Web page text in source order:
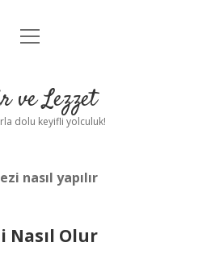
Anasayfa
Uyarı
menüyü
ve Lezzet
dolu keyifli yolculuk!
nasıl yapılır
Nasıl Olur